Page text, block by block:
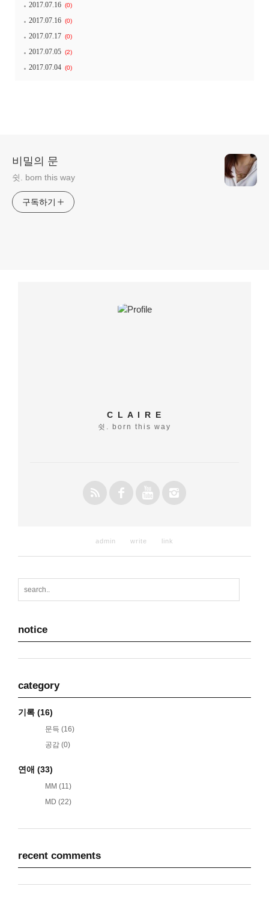
2017.07.16 (0)
2017.07.16 (0)
2017.07.17 (0)
2017.07.05 (2)
2017.07.04 (0)
비밀의 문
쉿. born this way
구독하기
C L A I R E
쉿. born this way
admin write link
notice
category
기록 (16)
문득 (16)
공감 (0)
연애 (33)
MM (11)
MD (22)
recent comments